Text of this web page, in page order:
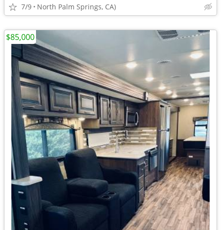
7/9 North Palm Springs, CA)
$85,000